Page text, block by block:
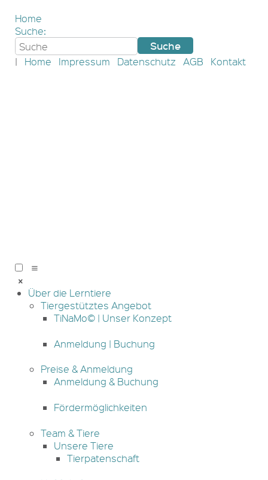
Home
Suche:
| Home Impressum Datenschutz AGB Kontakt
Über die Lerntiere
Tiergestütztes Angebot
TiNaMo© | Unser Konzept
Anmeldung | Buchung
Preise & Anmeldung
Anmeldung & Buchung
Fördermöglichkeiten
Team & Tiere
Unsere Tiere
Tierpatenschaft